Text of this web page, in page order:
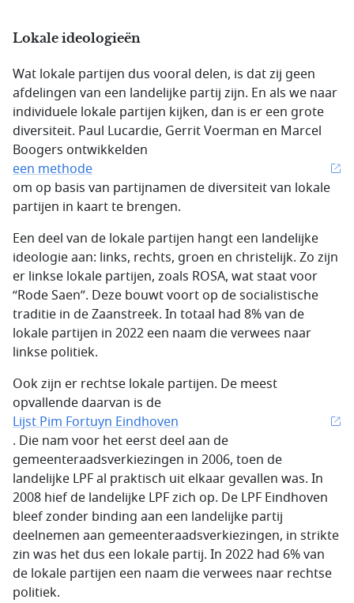
Lokale ideologieën
Wat lokale partijen dus vooral delen, is dat zij geen
afdelingen van een landelijke partij zijn. En als we naar
individuele lokale partijen kijken, dan is er een grote
diversiteit. Paul Lucardie, Gerrit Voerman en Marcel
Boogers ontwikkelden
een methode
om op basis van partijnamen de diversiteit van lokale
partijen in kaart te brengen.
Een deel van de lokale partijen hangt een landelijke
ideologie aan: links, rechts, groen en christelijk. Zo zijn
er linkse lokale partijen, zoals ROSA, wat staat voor
“Rode Saen”. Deze bouwt voort op de socialistische
traditie in de Zaanstreek. In totaal had 8% van de
lokale partijen in 2022 een naam die verwees naar
linkse politiek.
Ook zijn er rechtse lokale partijen. De meest
opvallende daarvan is de
Lijst Pim Fortuyn Eindhoven
. Die nam voor het eerst deel aan de
gemeenteraadsverkiezingen in 2006, toen de
landelijke LPF al praktisch uit elkaar gevallen was. In
2008 hief de landelijke LPF zich op. De LPF Eindhoven
bleef zonder binding aan een landelijke partij
deelnemen aan gemeenteraadsverkiezingen, in strikte
zin was het dus een lokale partij. In 2022 had 6% van
de lokale partijen een naam die verwees naar rechtse
politiek.